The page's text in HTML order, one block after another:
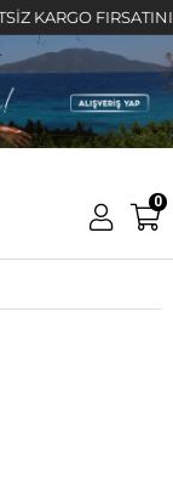
FIRSATINI
0